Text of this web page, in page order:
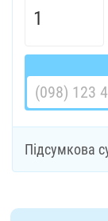
Підсумкова